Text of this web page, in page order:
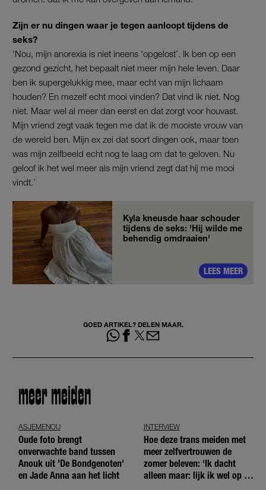
Zijn er nu dingen waar je tegen aanloopt tijdens de
seks?
‘Nou, mijn anorexia is niet ineens ‘opgelost’. Ik ben op een
gezond gezicht, het bepaalt niet meer mijn hele leven. Daar
ben ik supergelukkig mee, maar echt van mijn lichaam
houden? En mezelf echt mooi vinden? Dat vind ik niet. Nog
niet. Maar wel al meer dan eerst en dat zorgt voor houvast.
Mijn vriend zegt vaak tegen me dat ik de mooiste vrouw van
de wereld ben. Mijn ex zei dat soort dingen ook, maar toen
was mijn zelfbeeld echt nog te laag om dat te geloven. Nu
geloof ik het wel meer als mijn vriend zegt dat hij me mooi
vindt.’
Kyla kneusde haar schouder
tijdens de seks: 'Hij wilde me
behendig omdraaien'
LEES MEER
GOED ARTIKEL? DELEN MAAR.
meer meiden
ASJEMENOU
Oude foto brengt
onverwachte band tussen
Anouk uit 'De Bondgenoten'
en Jade Anna aan het licht
INTERVIEW
Hoe deze trans meiden met
meer zelfvertrouwen de
zomer beleven: ‘Ik dacht
alleen maar: lijk ik wel op de